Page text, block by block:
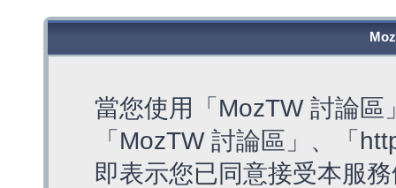
當您使用「MozTW 討論
「MozTW 討論區」、「
即表示您已同意接受本服